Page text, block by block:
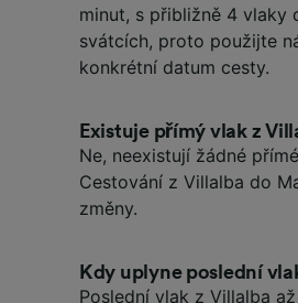
minut, s přibližně 4 vlaky
svátcích, proto použijte
konkrétní datum cesty.
Existuje přímý vlak z
Ne, neexistují žádné
Cestování z Villalba do
změny.
Kdy uplyne poslední
Poslední vlak z Villalba